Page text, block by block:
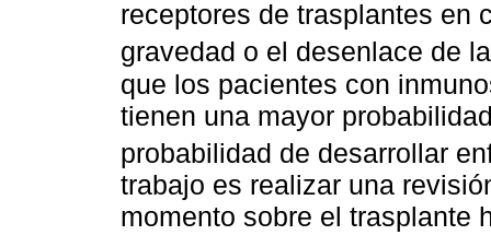
receptores de trasplantes en
gravedad o el desenlace de
que los pacientes con
tienen una mayor
probabilidad de desarrollar
trabajo es realizar una
momento sobre el trasplante